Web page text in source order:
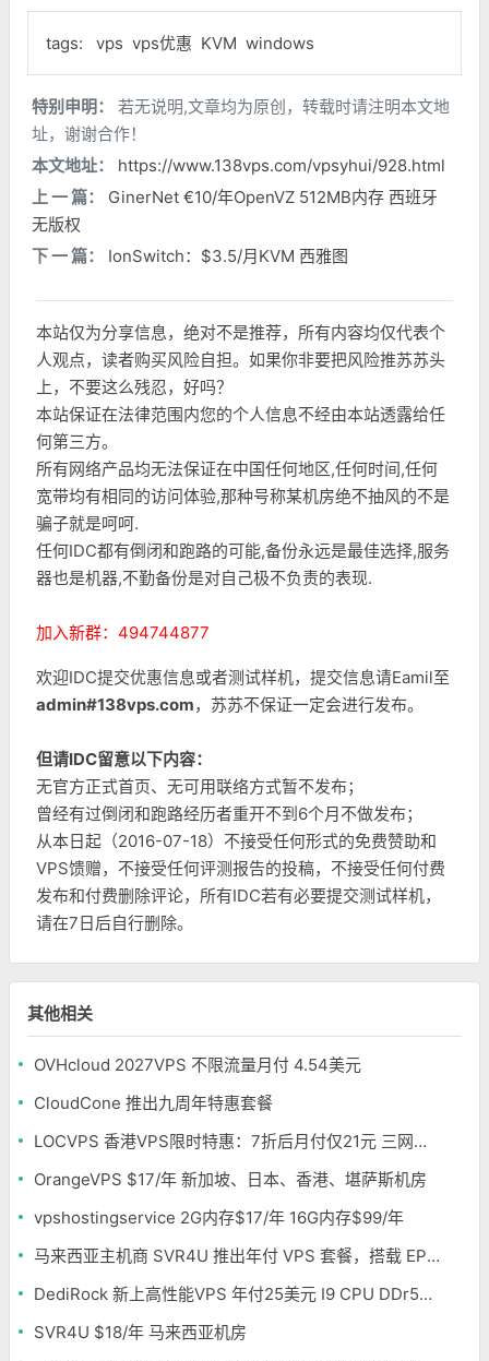
tags: vps vps优惠 KVM windows
特别申明：
若无说明,文章均为原创，转载时请注明本文地
址，谢谢合作！
本文地址：
https://www.138vps.com/vpsyhui/928.html
上 一 篇：
GinerNet €10/年OpenVZ 512MB内存 西班牙
无版权
下 一 篇：
IonSwitch：$3.5/月KVM 西雅图
本站仅为分享信息，绝对不是推荐，所有内容均仅代表个
人观点，读者购买风险自担。如果你非要把风险推苏苏头
上，不要这么残忍，好吗？
本站保证在法律范围内您的个人信息不经由本站透露给任
何第三方。
所有网络产品均无法保证在中国任何地区,任何时间,任何
宽带均有相同的访问体验,那种号称某机房绝不抽风的不是
骗子就是呵呵.
任何IDC都有倒闭和跑路的可能,备份永远是最佳选择,服务
器也是机器,不勤备份是对自己极不负责的表现.
加入新群：494744877
欢迎IDC提交优惠信息或者测试样机，提交信息请Eamil至
admin#138vps.com，苏苏不保证一定会进行发布。
但请IDC留意以下内容：
无官方正式首页、无可用联络方式暂不发布；
曾经有过倒闭和跑路经历者重开不到6个月不做发布；
从本日起（2016-07-18）不接受任何形式的免费赞助和
VPS馈赠，不接受任何评测报告的投稿，不接受任何付费
发布和付费删除评论，所有IDC若有必要提交测试样机，
请在7日后自行删除。
其他相关
OVHcloud 2027VPS 不限流量月付 4.54美元
CloudCone 推出九周年特惠套餐
LOCVPS 香港VPS限时特惠：7折后月付仅21元 三网优化BGP线路 可选原生IP
OrangeVPS $17/年 新加坡、日本、香港、堪萨斯机房
vpshostingservice 2G内存$17/年 16G内存$99/年
马来西亚主机商 SVR4U 推出年付 VPS 套餐，搭载 EPYC/至强铂金，支持支付宝
DediRock 新上高性能VPS 年付25美元 I9 CPU DDr5内存 纽约机房
SVR4U $18/年 马来西亚机房